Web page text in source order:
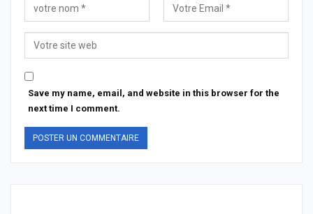
Save my name, email, and website in this browser for the
next time I comment.